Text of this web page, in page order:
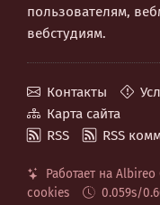
пользователям,
вебстудиям.
Контакты
Карта сайта
RSS
RSS
Работает на Albireo
cookies
0.059s/